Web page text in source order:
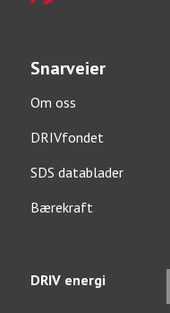
Snarveier
Om oss
DRIVfondet
SDS datablader
Bærekraft
DRIV energi